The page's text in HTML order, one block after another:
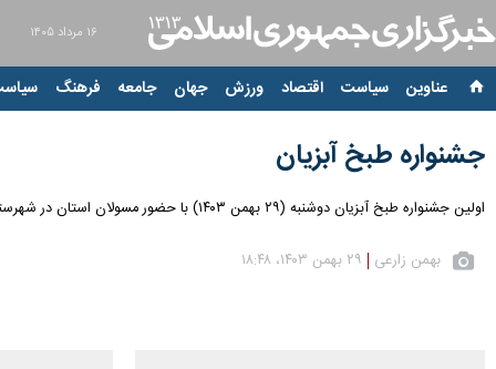
۱۶ مرداد ۱۴۰۵
عناوین‌ سیاست اقتصاد ورزش جهان جامعه فرهنگ
جشنواره طبخ آبزیان
اولین جشنواره طبخ آبزیان دوشنبه (۲۹ بهمن ۱۴۰۳) با حضور مسولان استان در شهرستان سنقر و کلیایی کرمانشاه برگزار شد.
بهمن زارعی ۲۹ بهمن ۱۴۰۳، ۱۸:۴۸